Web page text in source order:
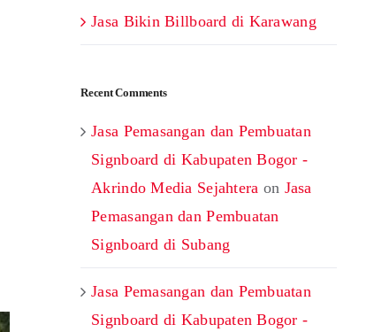
Jasa Bikin Billboard di Karawang
Recent Comments
Jasa Pemasangan dan Pembuatan
Signboard di Kabupaten Bogor -
Akrindo Media Sejahtera on Jasa
Pemasangan dan Pembuatan
Signboard di Subang
Jasa Pemasangan dan Pembuatan
Signboard di Kabupaten Bogor -